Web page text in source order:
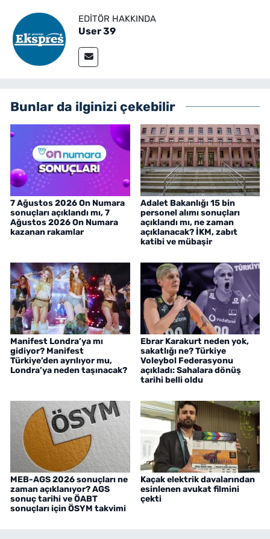
EDITÖR HAKKINDA
User 39
Bunlar da ilginizi çekebilir
7 Ağustos 2026 On Numara
sonuçları açıklandı mı, 7
Ağustos 2026 On Numara
kazanan rakamlar
Adalet Bakanlığı 15 bin
personel alımı sonuçları
açıklandı mı, ne zaman
açıklanacak? İKM, zabıt
katibi ve mübaşir
Manifest Londra’ya mı
gidiyor? Manifest
Türkiye’den ayrılıyor mu,
Londra’ya neden taşınacak?
Ebrar Karakurt neden yok,
sakatlığı ne? Türkiye
Voleybol Federasyonu
açıkladı: Sahalara dönüş
tarihi belli oldu
MEB-AGS 2026 sonuçları ne
zaman açıklanıyor? AGS
sonuç tarihi ve ÖABT
sonuçları için ÖSYM takvimi
Kaçak elektrik davalarından
esinlenen avukat filmini
çekti